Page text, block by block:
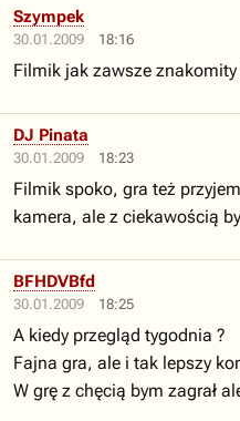
30.01.2009 18:16
Szympek
Filmik jak zawsze znakomity
30.01.2009 18:23
DJ Pinata
Filmik spoko, gra też
kamera, ale z ciekawością
30.01.2009 18:25
BFHDVBfd
A kiedy przegląd tygodnia ?
Fajna gra, ale i tak lepszy
W grę z chęcią bym zagrał